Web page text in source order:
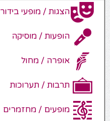
הצגות / מופעי בידור
הופעות / מוסיקה
אופרה / מחול
תרבות / תערוכות
מופעים / מחזמרים